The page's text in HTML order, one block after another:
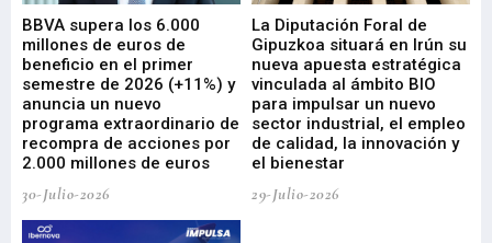
BBVA supera los 6.000
millones de euros de
beneficio en el primer
semestre de 2026 (+11%) y
anuncia un nuevo
programa extraordinario de
recompra de acciones por
2.000 millones de euros
30-Julio-2026
La Diputación Foral de
Gipuzkoa situará en Irún su
nueva apuesta estratégica
vinculada al ámbito BIO
para impulsar un nuevo
sector industrial, el empleo
de calidad, la innovación y
el bienestar
29-Julio-2026